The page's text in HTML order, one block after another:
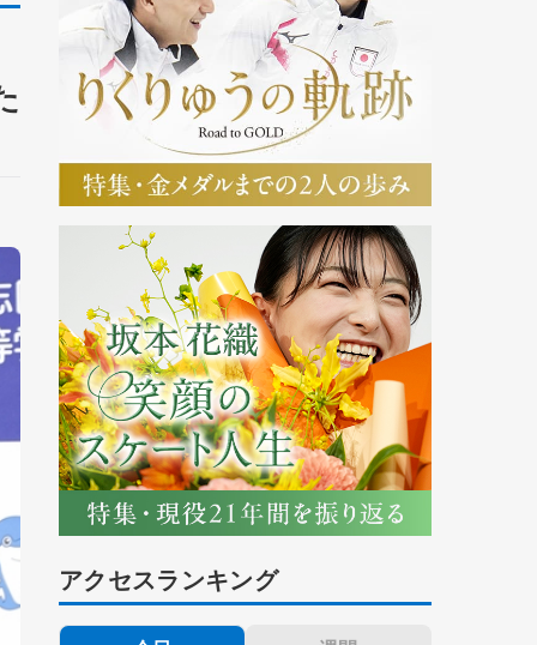
アクセスランキング